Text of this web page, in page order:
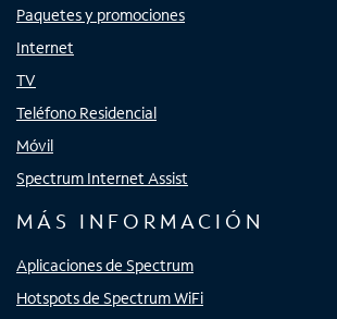
Paquetes y promociones
Internet
TV
Teléfono Residencial
Móvil
Spectrum Internet Assist
MÁS INFORMACIÓN
Aplicaciones de Spectrum
Hotspots de Spectrum WiFi